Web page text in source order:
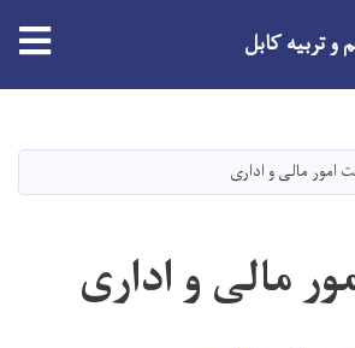
main
content
و تربیه کابل
امور مالی و اداری
مالی و اداری